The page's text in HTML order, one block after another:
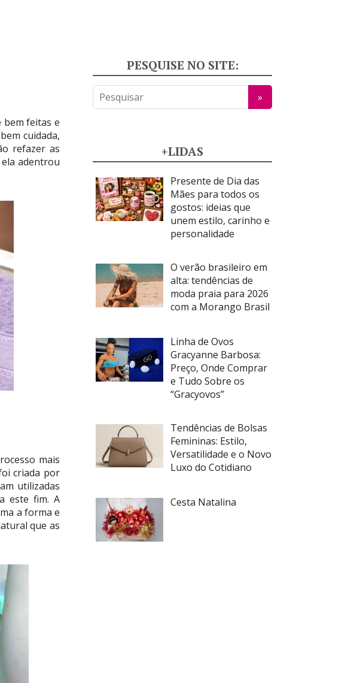
bem feitas e
cuidada,
refazer as
adentrou
mais
criada por
utilizadas
este fim. A
a forma e
que as
PESQUISE NO SITE:
+LIDAS
Presente de Dia das
Mães para todos os
gostos: ideias que
unem estilo, carinho e
personalidade
O verão brasileiro em
alta: tendências de
moda praia para 2026
com a Morango Brasil
Linha de Ovos
Gracyanne Barbosa:
Preço, Onde Comprar
e Tudo Sobre os
“Gracyovos”
Tendências de Bolsas
Femininas: Estilo,
Versatilidade e o Novo
Luxo do Cotidiano
Cesta Natalina